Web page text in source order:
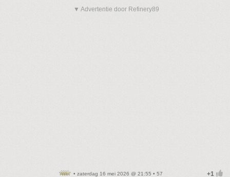
▼ Advertentie door Refinery89
• zaterdag 16 mei 2026 @ 21:55 • 57